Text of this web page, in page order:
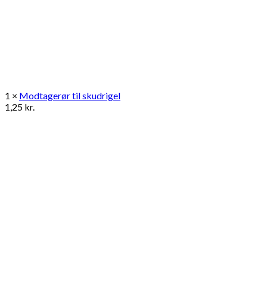
1 × Modtagerør til skudrigel
1,25 kr.